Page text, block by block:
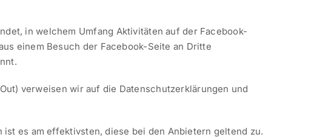
in welchem Umfang Aktivitäten auf der Facebook-
einem Besuch der Facebook-Seite an Dritte
verweisen wir auf die Datenschutzerklärungen und
es am effektivsten, diese bei den Anbietern geltend zu.